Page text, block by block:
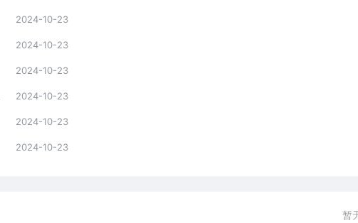
2024-10-23
2024-10-23
2024-10-23
2024-10-23
2024-10-23
2024-10-23
暂